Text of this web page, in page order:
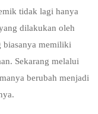
tidak lagi hanya
dilakukan oleh
biasanya memiliki
Sekarang melalui
berubah menjadi